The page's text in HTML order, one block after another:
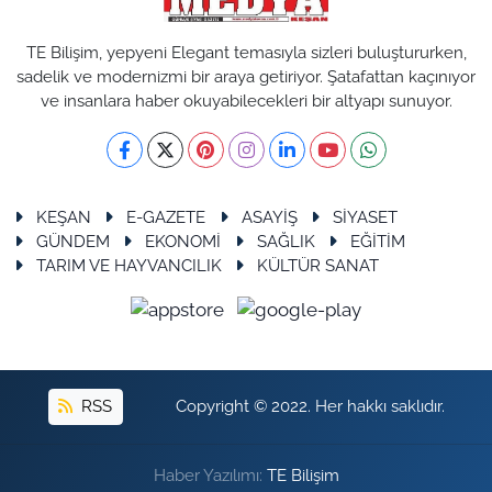
TE Bilişim, yepyeni Elegant temasıyla sizleri buluştururken,
sadelik ve modernizmi bir araya getiriyor. Şatafattan kaçınıyor
ve insanlara haber okuyabilecekleri bir altyapı sunuyor.
KEŞAN E-GAZETE ASAYİŞ
SİYASET
GÜNDEM
EKONOMİ SAĞLIK
EĞİTİM
TARIM VE HAYVANCILIK
KÜLTÜR SANAT
RSS Copyright © 2022. Her hakkı saklıdır.
Haber Yazılımı: TE Bilişim